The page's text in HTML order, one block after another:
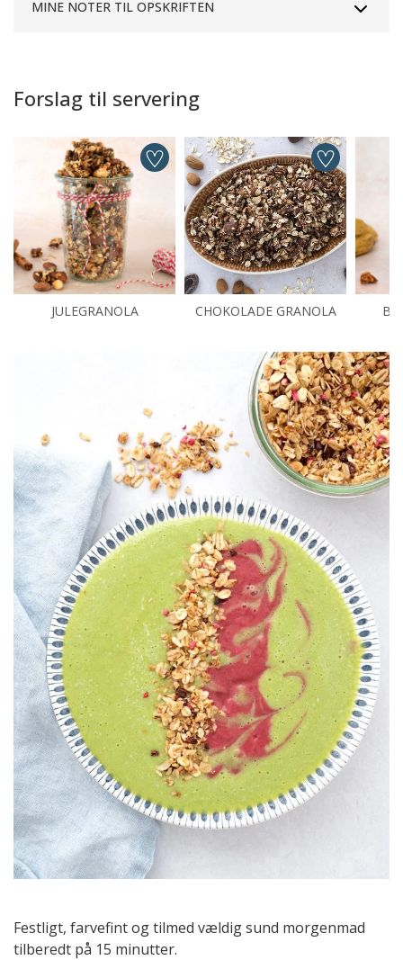
MINE NOTER TIL OPSKRIFTEN
Forslag til servering
JULEGRANOLA CHOKOLADE GRANOLA
Festligt, farvefint og tilmed vældig sund morgenmad
tilberedt på 15 minutter.